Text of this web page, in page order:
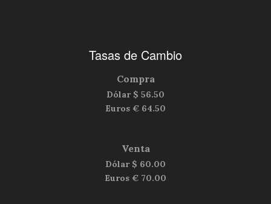
Tasas de Cambio
Compra
Dólar $ 56.50
Euros € 64.50
Venta
Dólar $ 60.00
Euros € 70.00